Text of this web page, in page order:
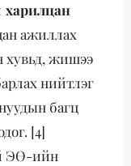
харилцан
ажиллах
жишээ
нийтлэг
багц
[4]
ЭӨ-ийн